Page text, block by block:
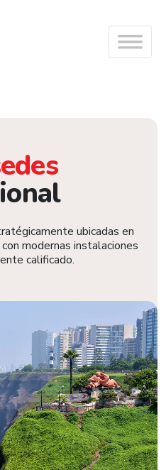
ubicadas en
modernas instalaciones
calificado.